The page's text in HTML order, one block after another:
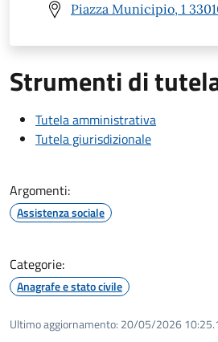
Piazza Municipio, 1
Strumenti di
Tutela amministrativa
Tutela giurisdizionale
Argomenti:
Assistenza sociale
Categorie:
Anagrafe e stato civile
Ultimo aggiornamento: 20/05/2026